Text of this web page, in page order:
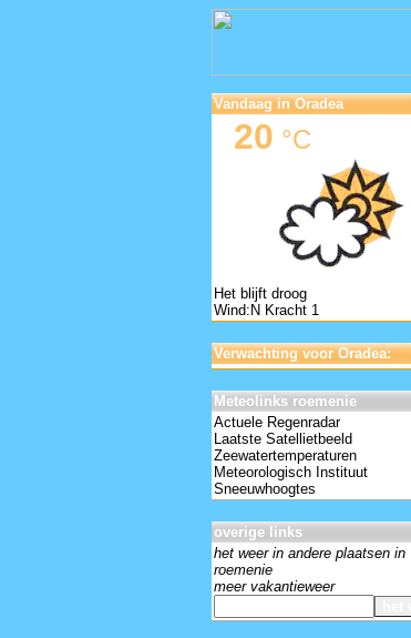
Vandaag in Oradea
20 °C
Het blijft droog
Wind:N Kracht 1
Verwachting voor Oradea:
Meteolinks roemenie
Actuele Regenradar
Laatste Satellietbeeld
Zeewatertemperaturen
Meteorologisch Instituut
Sneeuwhoogtes
overige links
het weer in andere plaatsen in
roemenie
meer vakantieweer